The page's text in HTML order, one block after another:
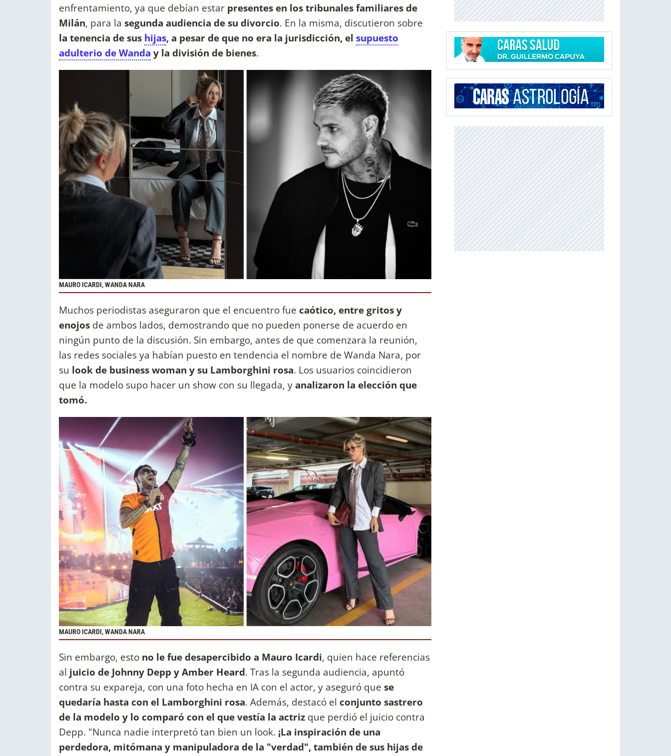
enfrentamiento, ya que debían estar presentes en los tribunales familiares de
Milán, para la segunda audiencia de su divorcio. En la misma, discutieron sobre
la tenencia de sus hijas, a pesar de que no era la jurisdicción, el supuesto
adulterio de Wanda y la división de bienes.
MAURO ICARDI, WANDA NARA
Muchos periodistas aseguraron que el encuentro fue caótico, entre gritos y
enojos de ambos lados, demostrando que no pueden ponerse de acuerdo en
ningún punto de la discusión. Sin embargo, antes de que comenzara la reunión,
las redes sociales ya habían puesto en tendencia el nombre de Wanda Nara, por
su look de business woman y su Lamborghini rosa. Los usuarios coincidieron
que la modelo supo hacer un show con su llegada, yanalizaron la elección que
tomó.
MAURO ICARDI, WANDA NARA
Sin embargo, esto no le fue desapercibido a Mauro Icardi, quien hace referencias
al juicio de Johnny Depp y Amber Heard. Tras la segunda audiencia, apuntó
contra su expareja, con una foto hecha en IA con el actor, y aseguró que se
quedaría hasta con el Lamborghini rosa. Además, destacó el conjunto sastrero
de la modelo y lo comparó con el que vestía la actriz que perdió el juicio contra
Depp. "Nunca nadie interpretó tan bien un look. ¡La inspiración de una
perdedora, mitómana y manipuladora de la "verdad", también de sus hijas de